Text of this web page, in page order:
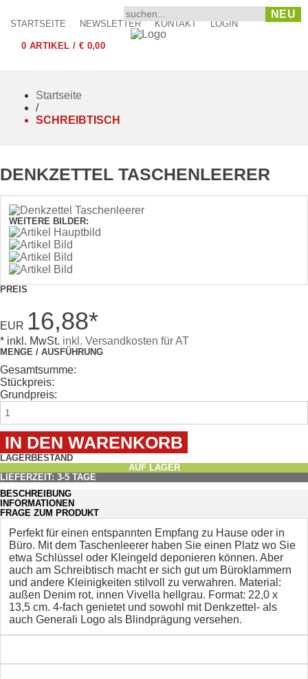
STARTSEITE NEWSLETTER KONTAKT LOGIN
0 ARTIKEL / € 0,00
Startseite
/
SCHREIBTISCH
DENKZETTEL TASCHENLEERER
NEU
WEITERE BILDER:
PREIS
EUR 16,88*
* inkl. MwSt. inkl. Versandkosten für AT
MENGE / AUSFÜHRUNG
Gesamtsumme:
Stückpreis:
Grundpreis:
LAGERBESTAND
AUF LAGER
LIEFERZEIT: 3-5 TAGE
BESCHREIBUNG
INFORMATIONEN
FRAGE ZUM PRODUKT
Perfekt für einen entspannten Empfang zu Hause oder in
Büro. Mit dem Taschenleerer haben Sie einen Platz wo Sie
etwa Schlüssel oder Kleingeld deponieren können. Aber
auch am Schreibtisch macht er sich gut um Büroklammern
und andere Kleinigkeiten stilvoll zu verwahren. Material:
außen Denim rot, innen Vivella hellgrau. Format: 22,0 x
13,5 cm. 4-fach genietet und sowohl mit Denkzettel- als
auch Generali Logo als Blindprägung versehen.